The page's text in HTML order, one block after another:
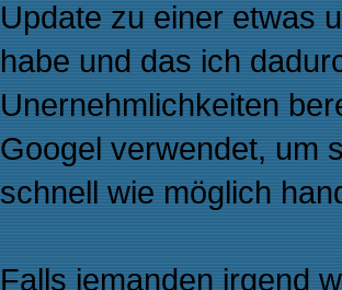
Update zu einer etwas
habe und das ich
Unernehmlichkeiten
Googel verwendet, um
schnell wie möglich
Falls jemanden irgend